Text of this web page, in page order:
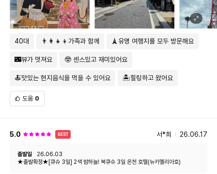
일본 세관의 금 또는 금제품 관련 신고기준
-순도와 중량,사용(착용)여부와 관계없이 금 또는 금제품을 휴대하여
반드시 신고 (금지금 또는 금제품 란에 있음으로 체크)하여야 하며,
관세법상 허위신고로 처벌 및 물품 압수 등이 될 수 있음
※ 면세범위(20
후에야 일본 반입 가능
세관에 「지불수단 등의 휴대 수출
현지 행사 안내
을 하게된다면 투어비스에서 할꺼같애요 행복한시간과 좋은추억만들어주셔
서 감사해요
40대 👨‍👩‍👧‍👦가족과 함께 🗼유명 여행지를 모두 방문해요
🌃뷰가 멋져요 🤓 센스있고 재미있어요
🍝맛있는 현지음식을 먹을 수 있어요 🏝️힐링하고 왔어요
도움 0
5.0 BEST 서*희 26.06.17
출발일
26.06.03
★출발확정★[큐슈 3일] 2색 밤하늘! 북큐슈 3일 온천 호텔(뉴카멜리아호)